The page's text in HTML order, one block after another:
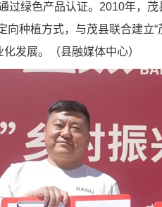
过绿色产品认证。 2010年，茂
向种植方式，与茂县联合建立“
发展。
（县融媒体中心）